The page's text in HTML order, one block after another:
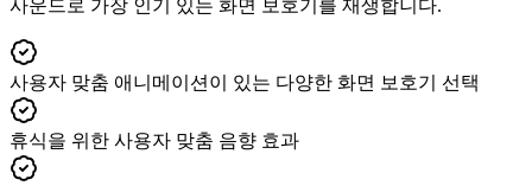
사운드로 가장 인기 있는 화면 보호기를 재생합니다.
사용자 맞춤 애니메이션이 있는 다양한 화면 보호기 선택
휴식을 위한 사용자 맞춤 음향 효과